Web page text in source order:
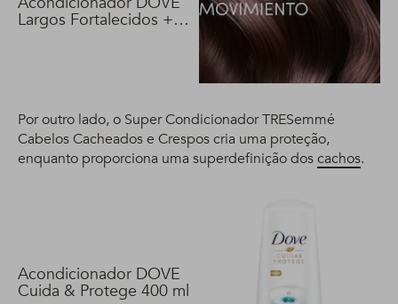
Largos Fortalecidos +
Por outro lado, o Super Condicionador TRESemmé
Cabelos Cacheados e Crespos cria uma proteção,
enquanto proporciona uma superdefinição doscachos.
Acondicionador DOVE
Cuida & Protege 400 ml